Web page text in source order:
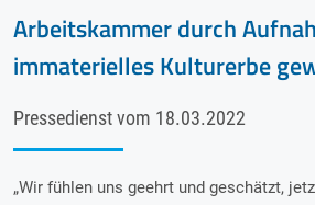
Arbeitskammer durch
immaterielles Kulturerbe
Pressedienst vom 18.03.2022
„Wir fühlen uns geehrt und geschätzt,